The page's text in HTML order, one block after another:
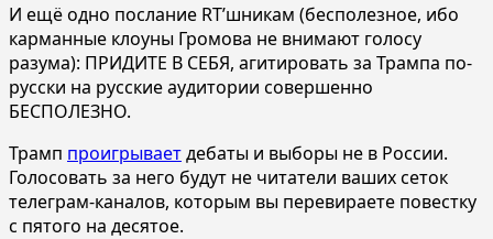
И ещё одно послание RT’шникам (бесполезное, ибо
карманные клоуны Громова не внимают голосу
разума): ПРИДИТЕ В СЕБЯ, агитировать за Трампа по-
русски на русские аудитории совершенно
БЕСПОЛЕЗНО.
Трамп проигрываетдебаты и выборы не в России.
Голосовать за него будут не читатели ваших сеток
телеграм-каналов, которым вы перевираете повестку
с пятого на десятое.